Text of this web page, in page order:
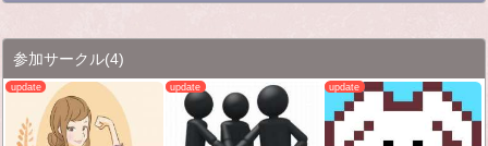
参加サークル(4)